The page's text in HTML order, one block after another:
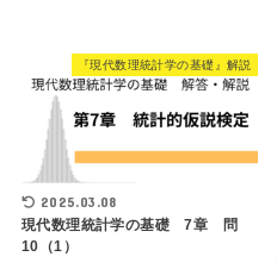
『現代数理統計学の基礎』解説
2025.03.08
現代数理統計学の基礎 7章 問
10（1）